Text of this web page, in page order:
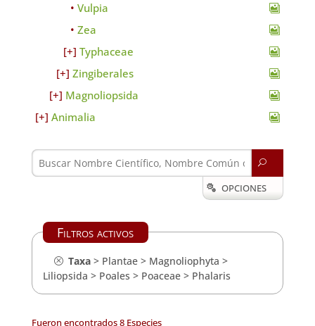
Vulpia
Zea
Typhaceae
Zingiberales
Magnoliopsida
Animalia
U
 OPCIONES
Filtros activos
Taxa> Plantae> Magnoliophyta >
Liliopsida > Poales > Poaceae> Phalaris
Fueron encontrados 8 Especies